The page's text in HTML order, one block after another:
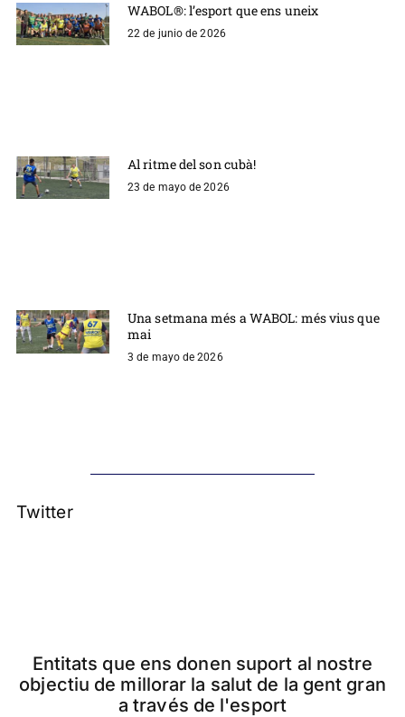
WABOL®: l’esport que ens uneix
22 de junio de 2026
Al ritme del son cubà!
23 de mayo de 2026
Una setmana més a WABOL: més vius que
mai
3 de mayo de 2026
Twitter
Entitats que ens donen suport al nostre
objectiu de millorar la salut de la gent gran
a través de l'esport